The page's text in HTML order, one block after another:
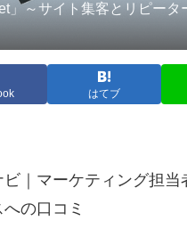
」～サイト集客とリピー
はてブ
｜マーケティング担
の口コミ